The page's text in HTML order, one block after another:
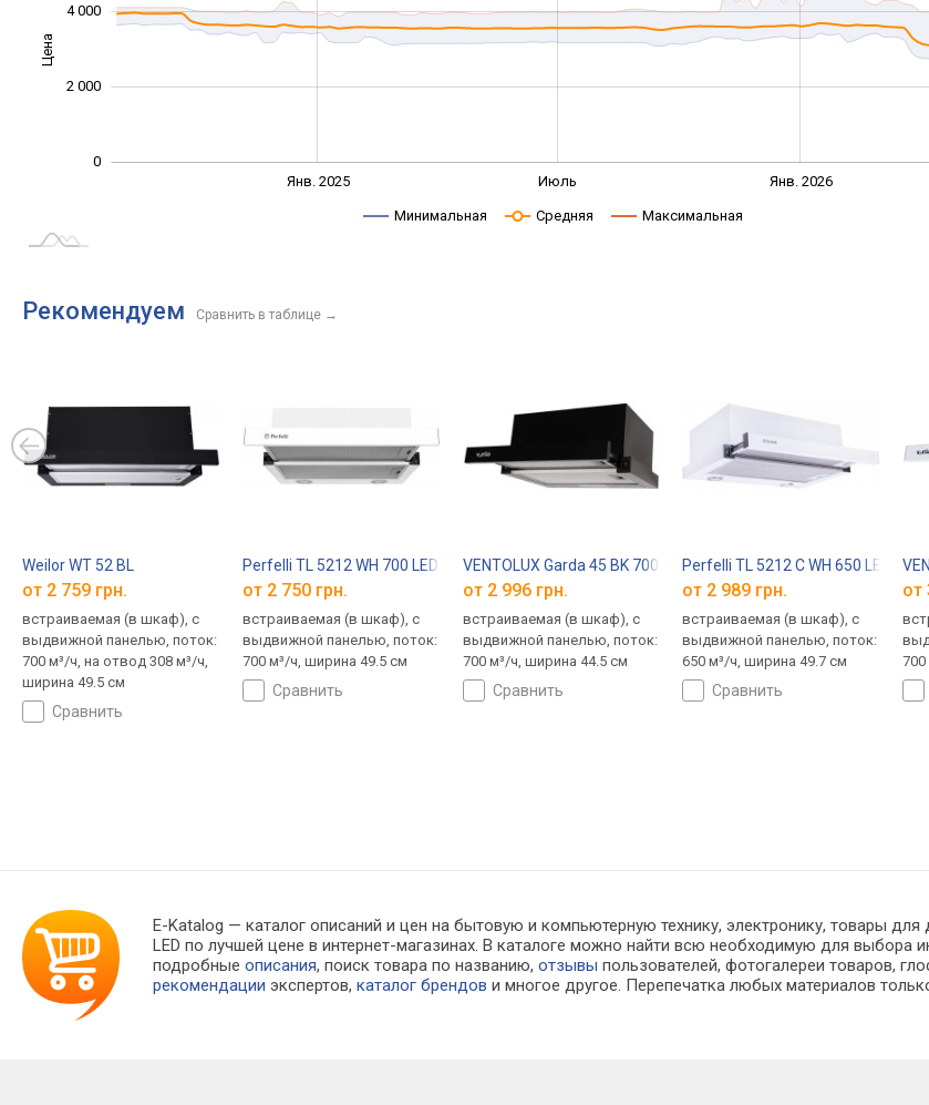
Цена
0
2 000
4 000
Янв. 2025 Июль Янв. 2026
Минимальная Средняя Максимальная
Рекомендуем Сравнить в таблице →
Weilor WT 52 BL
от 2 759 грн.
встраиваемая (в шкаф), с
выдвижной панелью, поток:
700 м³/ч, на отвод 308 м³/ч,
ширина 49.5 см
сравнить
Perfelli TL 5212 WH 700 LED
от 2 750 грн.
встраиваемая (в шкаф), с
выдвижной панелью, поток:
700 м³/ч, ширина 49.5 см
сравнить
VENTOLUX Garda 45 BK 700 LED 2S
от 2 996 грн.
встраиваемая (в шкаф), с
выдвижной панелью, поток:
700 м³/ч, ширина 44.5 см
сравнить
Perfelli TL 5212 C WH 650 LED
от 2 989 грн.
встраиваемая (в шкаф), с
выдвижной панелью, поток:
650 м³/ч, ширина 49.7 см
сравнить
от
E-Katalog — каталог описаний и цен на бытовую и компьютерную технику, электронику, товары
LED по лучшей цене в интернет-магазинах. В каталоге можно найти всю необходимую для
подробныеописания, поиск товара по названию,отзывы пользователей, фотогалереи товаров,
рекомендации экспертов,каталог брендов и многое другое. Перепечатка любых материалов